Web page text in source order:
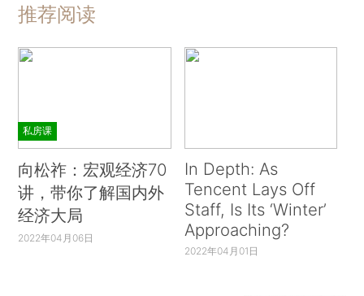
推荐阅读
私房课
向松祚：宏观经济70
讲，带你了解国内外
经济大局
2022年04月06日
In Depth: As
Tencent Lays Off
Staff, Is Its ‘Winter’
Approaching?
2022年04月01日